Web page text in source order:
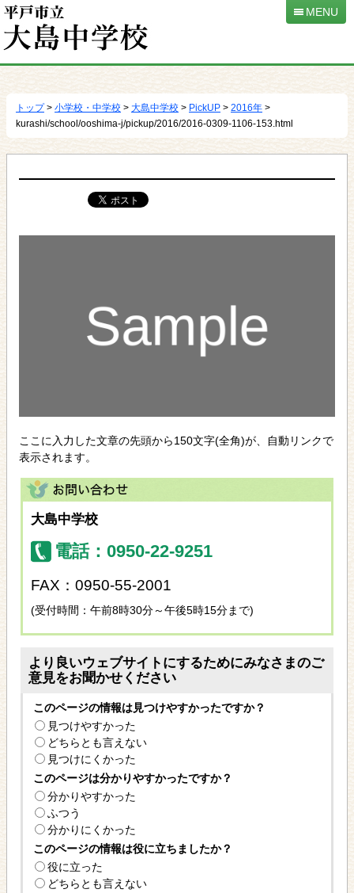
動
MENU
トップ> 小学校・中学校 > 大島中学校 > PickUP > 2016年 >
kurashi/school/ooshima-j/pickup/2016/2016-0309-1106-153.html
ここに入力した文章の先頭から150文字(全角)が、自動リンクで
表示されます。
大島中学校
電話：0950-22-9251
FAX：0950-55-2001
(受付時間：午前8時30分～午後5時15分まで)
より良いウェブサイトにするためにみなさまのご
意見をお聞かせください
このページの情報は見つけやすかったですか？
見つけやすかった
どちらとも言えない
見つけにくかった
このページは分かりやすかったですか？
分かりやすかった
ふつう
分かりにくかった
このページの情報は役に立ちましたか？
役に立った
どちらとも言えない